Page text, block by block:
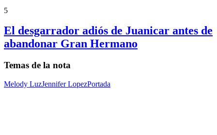
5
El desgarrador adiós de Juanicar antes de
abandonar Gran Hermano
Temas de la nota
Melody LuzJennifer LopezPortada